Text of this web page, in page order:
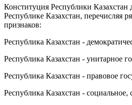
Конституция Республики Казахстан
Республике Казахстан, перечисляя
признаков:
Республика Казахстан -
Республика Казахстан - унитарное
Республика Казахстан - правовое
Республика Казахстан - социальное,